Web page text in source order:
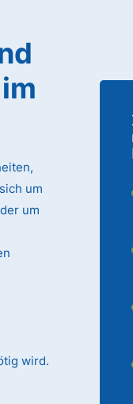
um
um
wird.